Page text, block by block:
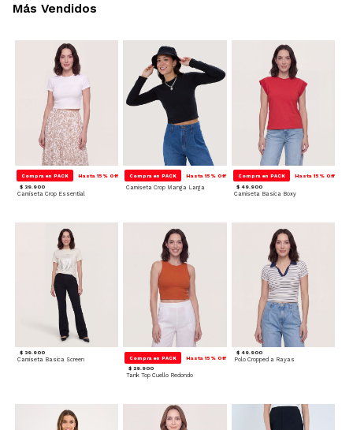
Compra en PACK Hasta 15% Off
$ 39.900
Camiseta Crop Essential
Compra en PACK Hasta 15% Off
Camiseta Crop Manga Larga
Compra en PACK Hasta 15% Off
$ 49.900
Camiseta Basica Boxy
$ 39.900
Camiseta Basica Screen Compra en PACK Hasta 15% Off
$ 29.900
Tank Top Cuello Redondo
$ 49.900
Polo Cropped a Rayas
Más Vendidos